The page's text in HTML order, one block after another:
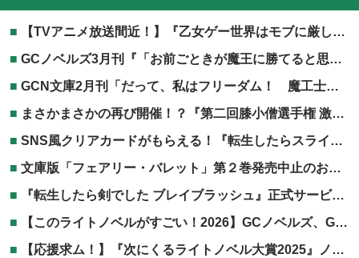
【TVアニメ放送間近！】『乙女ゲー世界はモブに厳しい世界です』TVアニメ第2期放送記念フェア開催！
GCノベルズ3月刊『「お前ごときが魔王に勝てると思うな」と勇者パーティを追放されたので、王都で気ままに暮らしたい 8』電子書籍共通特典につきまして
GCN文庫2月刊「だって、私はフリーダム！ 魔工士フェイ、古代文明に挑みます 2」協力店特典につきまして
まさかまさかの再び開催！？『第二回膝小僧選手権 激突！TOブックス編』開催決定！
SNS風クリアカードがもらえる！『転生したらスライムだった件』劇場版第二弾公開記念フェア！
文庫版「フェアリー・バレット」第２巻発売中止のお知らせ
『転生したら剣でした ブレイブラッシュ』正式サービス開始！
【このライトノベルがすごい！2026】GCノベルズ、GCN文庫作品が掲載されました！
【応援求ム！】『次にくるライトノベル大賞2025』ノミネート作品発表！！